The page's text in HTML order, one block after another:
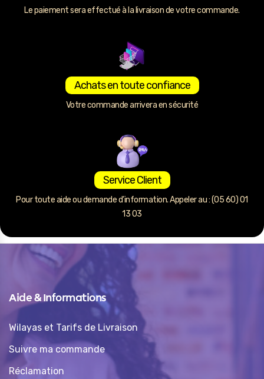
Le paiement sera effectué à la livraison de votre commande.
Achats en toute confiance
Votre commande arrivera en sécurité
Service Client
Pour toute aide ou demande d’information. Appeler au : (05 60) 01
13 03
Aide & Informations
Wilayas et Tarifs de Livraison
Suivre ma commande
Réclamation